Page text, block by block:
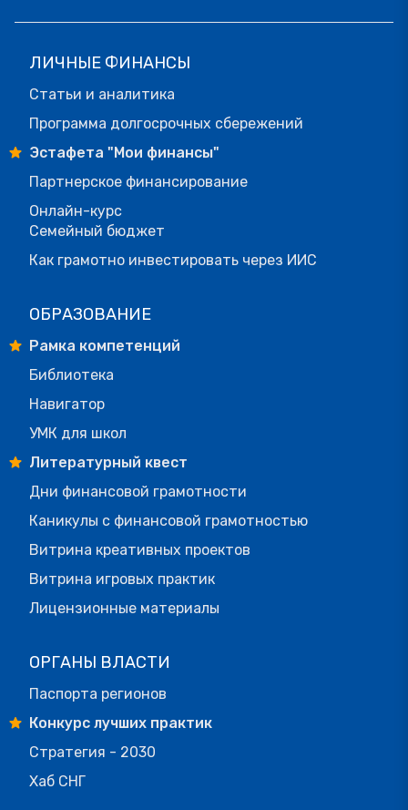
ЛИЧНЫЕ ФИНАНСЫ
Статьи и аналитика
Программа долгосрочных сбережений
Эстафета "Мои финансы"
Партнерское финансирование
Онлайн-курс
Семейный бюджет
Как грамотно инвестировать через ИИС
ОБРАЗОВАНИЕ
Рамка компетенций
Библиотека
Навигатор
УМК для школ
Литературный квест
Дни финансовой грамотности
Каникулы с финансовой грамотностью
Витрина креативных проектов
Витрина игровых практик
Лицензионные материалы
ОРГАНЫ ВЛАСТИ
Паспорта регионов
Конкурс лучших практик
Стратегия - 2030
Хаб СНГ